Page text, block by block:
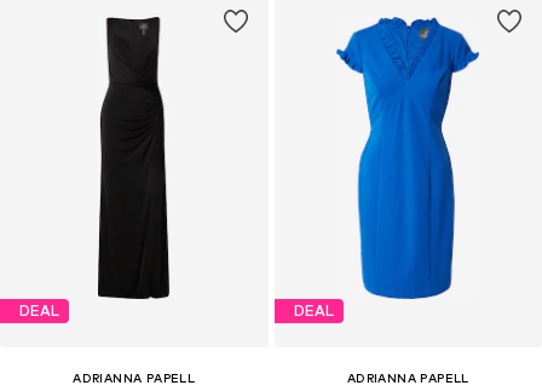
DEAL
ADRIANNA PAPELL
DEAL
ADRIANNA PAPELL